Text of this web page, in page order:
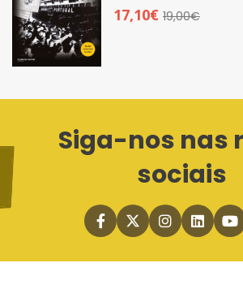
17,10€ 19,00€
Siga-nos nas
sociais